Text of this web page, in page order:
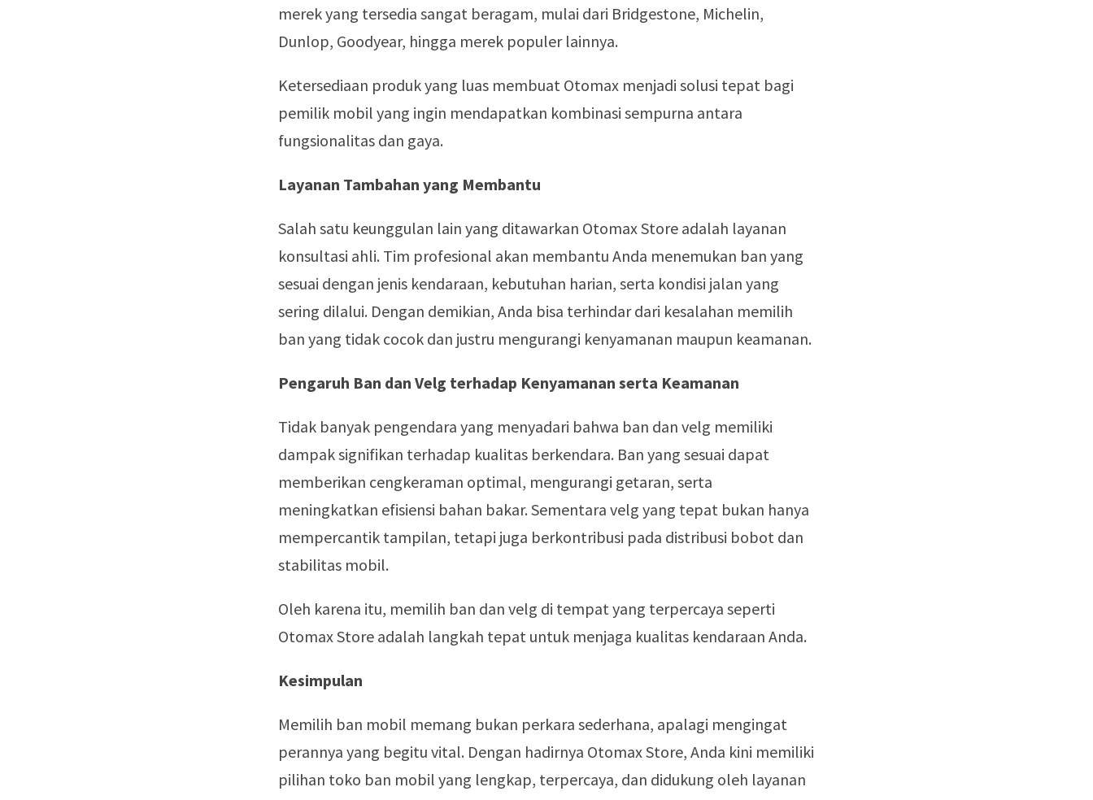
merek yang tersedia sangat beragam, mulai dari Bridgestone, Michelin,
Dunlop, Goodyear, hingga merek populer lainnya.
Ketersediaan produk yang luas membuat Otomax menjadi solusi tepat bagi
pemilik mobil yang ingin mendapatkan kombinasi sempurna antara
fungsionalitas dan gaya.
Layanan Tambahan yang Membantu
Salah satu keunggulan lain yang ditawarkan Otomax Store adalah layanan
konsultasi ahli. Tim profesional akan membantu Anda menemukan ban yang
sesuai dengan jenis kendaraan, kebutuhan harian, serta kondisi jalan yang
sering dilalui. Dengan demikian, Anda bisa terhindar dari kesalahan memilih
ban yang tidak cocok dan justru mengurangi kenyamanan maupun keamanan.
Pengaruh Ban dan Velg terhadap Kenyamanan serta Keamanan
Tidak banyak pengendara yang menyadari bahwa ban dan velg memiliki
dampak signifikan terhadap kualitas berkendara. Ban yang sesuai dapat
memberikan cengkeraman optimal, mengurangi getaran, serta
meningkatkan efisiensi bahan bakar. Sementara velg yang tepat bukan hanya
mempercantik tampilan, tetapi juga berkontribusi pada distribusi bobot dan
stabilitas mobil.
Oleh karena itu, memilih ban dan velg di tempat yang terpercaya seperti
Otomax Store adalah langkah tepat untuk menjaga kualitas kendaraan Anda.
Kesimpulan
Memilih ban mobil memang bukan perkara sederhana, apalagi mengingat
perannya yang begitu vital. Dengan hadirnya Otomax Store, Anda kini memiliki
pilihan toko ban mobil yang lengkap, terpercaya, dan didukung oleh layanan